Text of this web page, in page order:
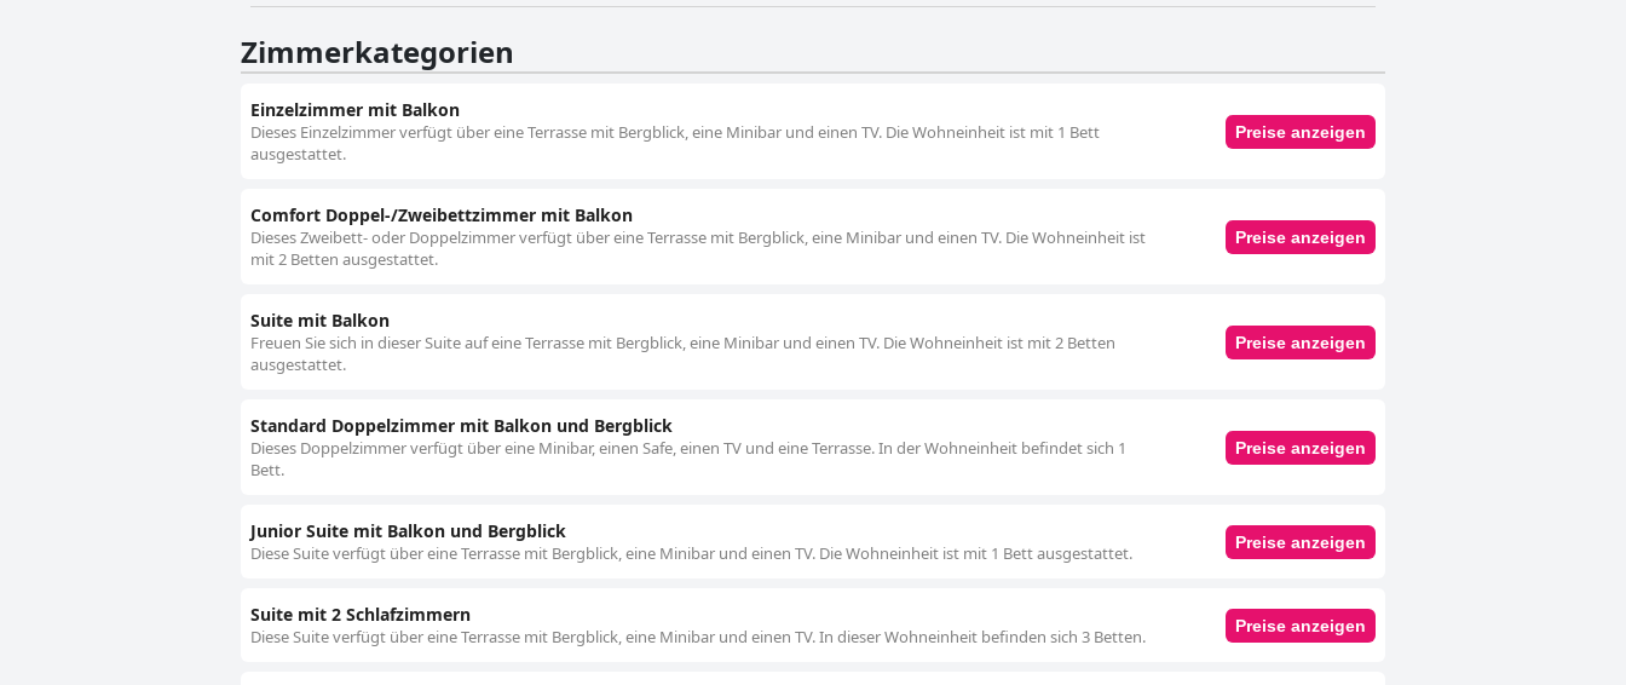
Zimmerkategorien
Einzelzimmer mit Balkon
Dieses Einzelzimmer verfügt über eine Terrasse mit Bergblick, eine Minibar und einen TV. Die Wohneinheit ist mit 1 Bett
ausgestattet.
Preise anzeigen
Comfort Doppel-/Zweibettzimmer mit Balkon
Dieses Zweibett- oder Doppelzimmer verfügt über eine Terrasse mit Bergblick, eine Minibar und einen TV. Die Wohneinheit ist
mit 2 Betten ausgestattet.
Preise anzeigen
Suite mit Balkon
Freuen Sie sich in dieser Suite auf eine Terrasse mit Bergblick, eine Minibar und einen TV. Die Wohneinheit ist mit 2 Betten
ausgestattet.
Preise anzeigen
Standard Doppelzimmer mit Balkon und Bergblick
Dieses Doppelzimmer verfügt über eine Minibar, einen Safe, einen TV und eine Terrasse. In der Wohneinheit befindet sich 1
Bett.
Preise anzeigen
Junior Suite mit Balkon und Bergblick
Diese Suite verfügt über eine Terrasse mit Bergblick, eine Minibar und einen TV. Die Wohneinheit ist mit 1 Bett ausgestattet.
Preise anzeigen
Suite mit 2 Schlafzimmern
Diese Suite verfügt über eine Terrasse mit Bergblick, eine Minibar und einen TV. In dieser Wohneinheit befinden sich 3 Betten.
Preise anzeigen